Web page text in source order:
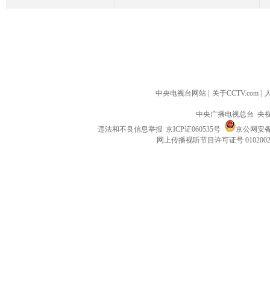
中央电视台网站 关于CCTV.com
中央广播电视总台 央
违法和不良信息举报 京ICP证060535号
京公网安
网上传播视听节目许可证号